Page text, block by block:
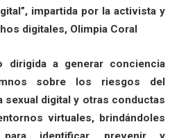
impartida por la activista y
digitales, Olimpia Coral
dirigida a generar conciencia
sobre los riesgos del
digital y otras conductas
virtuales, brindándoles